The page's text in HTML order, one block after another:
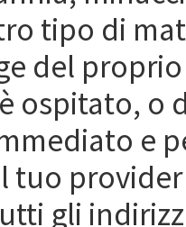
tipo di
del
ospitato, o
e
tuo
gli